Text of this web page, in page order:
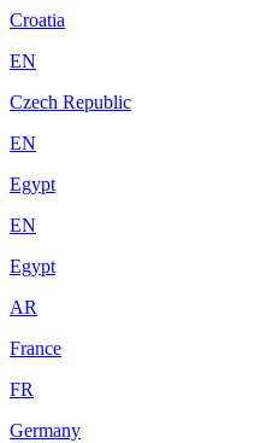
Croatia
EN
Czech Republic
EN
Egypt
EN
Egypt
AR
France
FR
Germany